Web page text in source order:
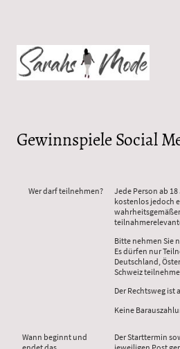
Gewinnspiele Social
Wer darf teilnehmen?
Jede Person ab
kostenlos jedoch
Bitte nehmen Sie
Es dürfen nur
Deutschland,
Schweiz
Der Rechtsweg ist
Keine
Wann beginnt und
Der Starttermin